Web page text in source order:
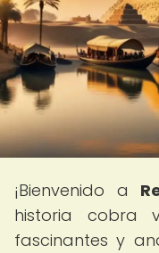
¡Bienvenido a
historia cobra
fascinantes y